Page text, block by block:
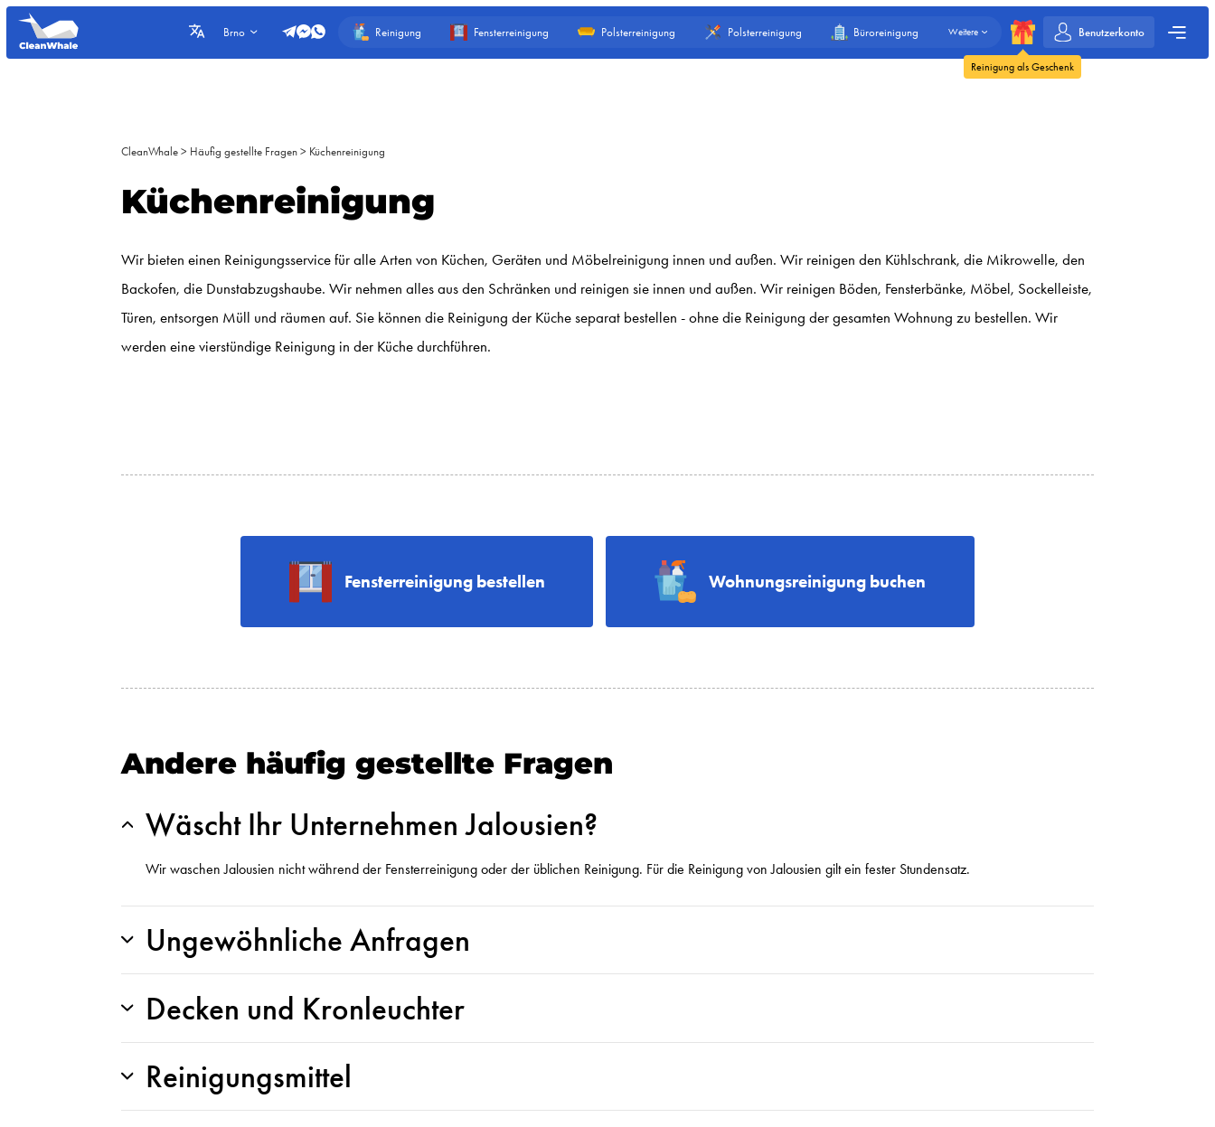
Brno Reinigung Fensterreinigung Polsterreinigung Polsterreinigung Büroreinigung Weitere
Reinigung als Geschenk
Benutzerkonto
CleanWhale > Häufig gestellte Fragen > Küchenreinigung
Küchenreinigung
Wir bieten einen Reinigungsservice für alle Arten von Küchen, Geräten und Möbelreinigung innen und außen. Wir reinigen den Kühlschrank, die Mikrowelle, den
Backofen, die Dunstabzugshaube. Wir nehmen alles aus den Schränken und reinigen sie innen und außen. Wir reinigen Böden, Fensterbänke, Möbel, Sockelleiste,
Türen, entsorgen Müll und räumen auf. Sie können die Reinigung der Küche separat bestellen - ohne die Reinigung der gesamten Wohnung zu bestellen. Wir
werden eine vierstündige Reinigung in der Küche durchführen.
Fensterreinigung bestellen Wohnungsreinigung buchen
Andere häufig gestellte Fragen
Wäscht Ihr Unternehmen Jalousien?
Wir waschen Jalousien nicht während der Fensterreinigung oder der üblichen Reinigung. Für die Reinigung von Jalousien gilt ein fester Stundensatz.
Ungewöhnliche Anfragen
Decken und Kronleuchter
Reinigungsmittel